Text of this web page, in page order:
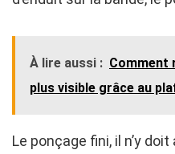
À lire aussi : Comment
plus visible grâce au
Le ponçage fini, il n’y